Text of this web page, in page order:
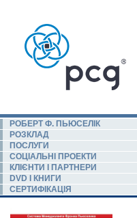
РОБЕРТ Ф. ПЬЮСЕЛIК
РОЗКЛАД
ПОСЛУГИ
СОЦІАЛЬНІ ПРОЕКТИ
КЛІЄНТИ І ПАРТНЕРИ
DVD І КНИГИ
СЕРТИФІКАЦІЯ